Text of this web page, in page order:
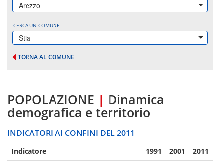
Arezzo
CERCA UN COMUNE
Stia
TORNA AL COMUNE
POPOLAZIONE | Dinamica
demografica e territorio
INDICATORI AI CONFINI DEL 2011
Indicatore 1991 2001 2011